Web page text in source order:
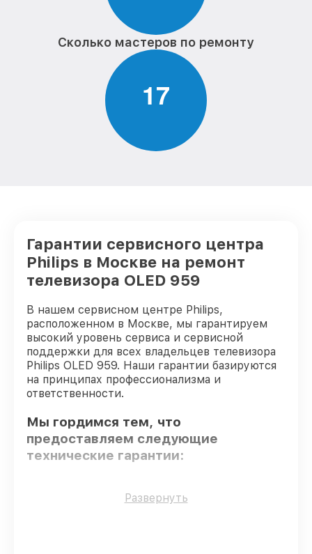
Сколько мастеров по ремонту
17
Гарантии сервисного центра
Philips в Москве на ремонт
телевизора OLED 959
В нашем сервисном центре Philips,
расположенном в Москве, мы гарантируем
высокий уровень сервиса и сервисной
поддержки для всех владельцев телевизора
Philips OLED 959. Наши гарантии базируются
на принципах профессионализма и
ответственности.
Мы гордимся тем, что
предоставляем следующие
технические гарантии:
Только фирменные комплектующие
Развернуть